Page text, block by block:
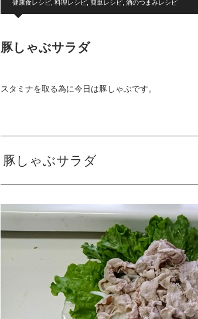
健康食レシピ 料理レシピ 簡単レシピ 酒のつまみレシピ
豚しゃぶサラダ
スタミナを取る為に今日は豚しゃぶです。
豚しゃぶサラダ